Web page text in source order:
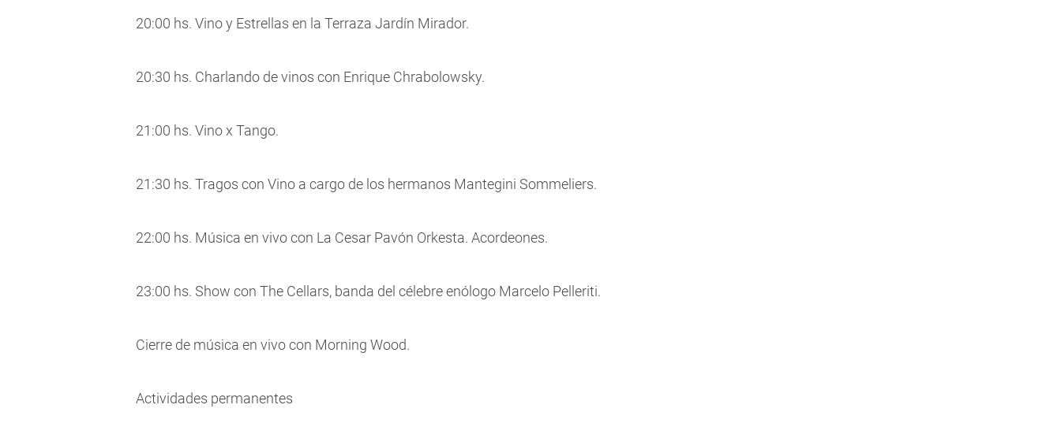
20:00 hs. Vino y Estrellas en la Terraza Jardín Mirador.
20:30 hs. Charlando de vinos con Enrique Chrabolowsky.
21:00 hs. Vino x Tango.
21:30 hs. Tragos con Vino a cargo de los hermanos Mantegini Sommeliers.
22:00 hs. Música en vivo con La Cesar Pavón Orkesta. Acordeones.
23:00 hs. Show con The Cellars, banda del célebre enólogo Marcelo Pelleriti.
Cierre de música en vivo con Morning Wood.
Actividades permanentes